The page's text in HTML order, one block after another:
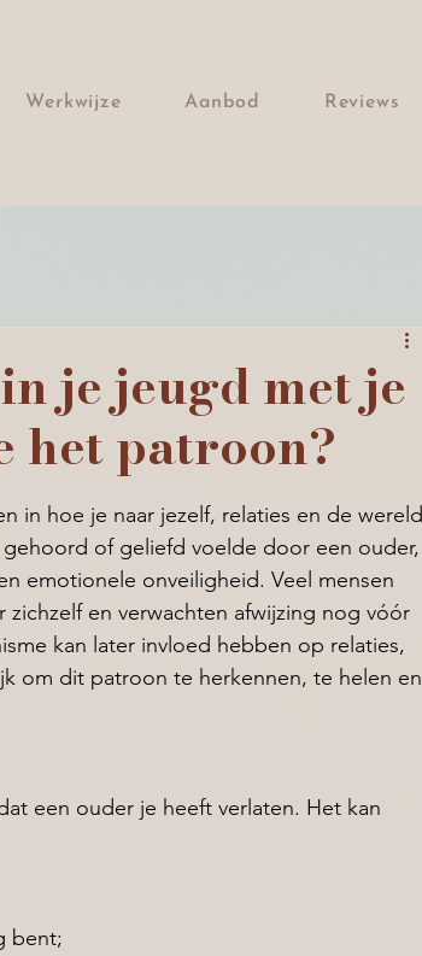
Werkwijze Aanbod Reviews
je jeugd met je
het patroon?
in hoe je naar jezelf, relaties en de wereld
of geliefd voelde door een ouder,
emotionele onveiligheid. Veel mensen
en verwachten afwijzing nog vóór
kan later invloed hebben op relaties,
om dit patroon te herkennen, te helen en
een ouder je heeft verlaten. Het kan
bent;